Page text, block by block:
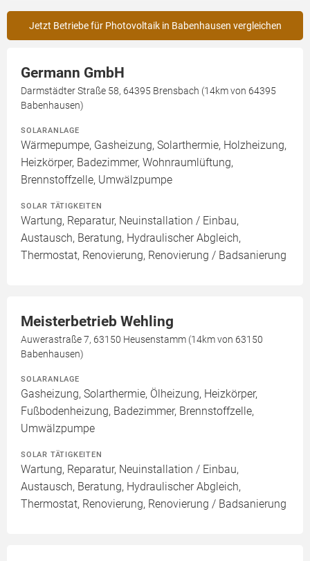
Jetzt Betriebe für Photovoltaik in Babenhausen vergleichen
Germann GmbH
Darmstädter Straße 58, 64395 Brensbach (14km von 64395
Babenhausen)
SOLARANLAGE
Wärmepumpe, Gasheizung, Solarthermie, Holzheizung,
Heizkörper, Badezimmer, Wohnraumlüftung,
Brennstoffzelle, Umwälzpumpe
SOLAR TÄTIGKEITEN
Wartung, Reparatur, Neuinstallation / Einbau,
Austausch, Beratung, Hydraulischer Abgleich,
Thermostat, Renovierung, Renovierung / Badsanierung
Meisterbetrieb Wehling
Auwerastraße 7, 63150 Heusenstamm (14km von 63150
Babenhausen)
SOLARANLAGE
Gasheizung, Solarthermie, Ölheizung, Heizkörper,
Fußbodenheizung, Badezimmer, Brennstoffzelle,
Umwälzpumpe
SOLAR TÄTIGKEITEN
Wartung, Reparatur, Neuinstallation / Einbau,
Austausch, Beratung, Hydraulischer Abgleich,
Thermostat, Renovierung, Renovierung / Badsanierung